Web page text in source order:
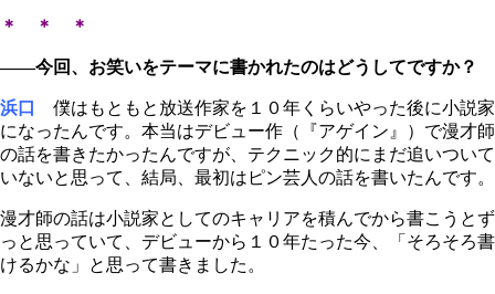
＊ ＊ ＊
――今回、お笑いをテーマに書かれたのはどうしてですか？
浜口
僕はもともと放送作家を１０年くらいやった後に小説家
になったんです。本当はデビュー作（『アゲイン』）で漫才師
の話を書きたかったんですが、テクニック的にまだ追いついて
いないと思って、結局、最初はピン芸人の話を書いたんです。
漫才師の話は小説家としてのキャリアを積んでから書こうとず
っと思っていて、デビューから１０年たった今、「そろそろ書
けるかな」と思って書きました。